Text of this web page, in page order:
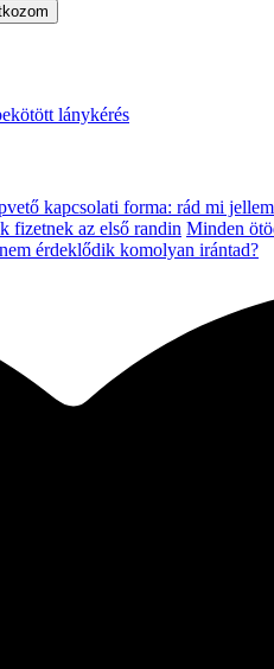
lánykérés
kapcsolati forma: rád mi
fizetnek az első randin Minden
érdeklődik komolyan irántad?